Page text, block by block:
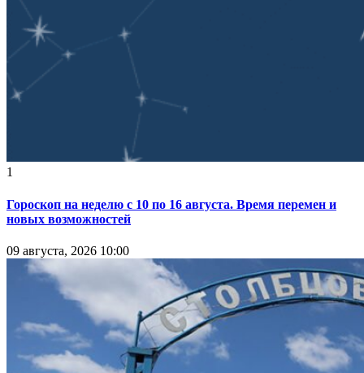
1
Гороскоп на неделю с 10 по 16 августа. Время перемен и
новых возможностей
09 августа, 2026 10:00